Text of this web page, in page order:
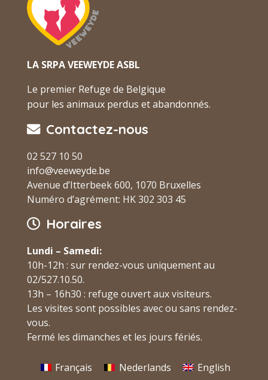
LA SRPA VEEWEYDE ASBL
Le premier Refuge de Belgique
pour les animaux perdus et abandonnés.
Contactez-nous
02 527 10 50
info@veeweyde.be
Avenue d’Itterbeek 600, 1070 Bruxelles
Numéro d’agrément: HK 302 303 45
Horaires
Lundi – Samedi:
10h-12h : sur rendez-vous uniquement au
02/527.10.50.
13h – 16h30 : refuge ouvert aux visiteurs.
Les visites sont possibles avec ou sans rendez-
vous.
Fermé les dimanches et les jours fériés.
Français Nederlands English